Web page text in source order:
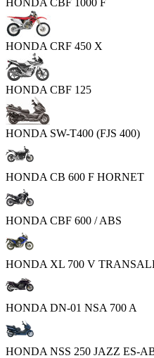
HONDA CBF 1000 F
HONDA CRF 450 X
HONDA CBF 125
HONDA SW-T400 (FJS 400)
HONDA CB 600 F HORNET
HONDA CBF 600 / ABS
HONDA XL 700 V
HONDA DN-01 NSA 700 A
HONDA NSS 250 JAZZ ES-